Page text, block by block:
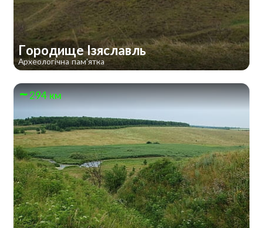
Городище Ізяславль
Археологічна пам'ятка
294 км